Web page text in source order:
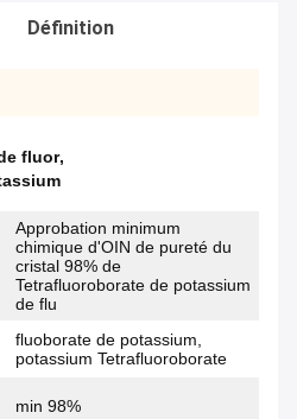
Définition
fluor,
Approbation minimum
chimique d'OIN de pureté du
cristal 98% de
Tetrafluoroborate de potassium
de flu
fluoborate de potassium,
potassium Tetrafluoroborate
min 98%